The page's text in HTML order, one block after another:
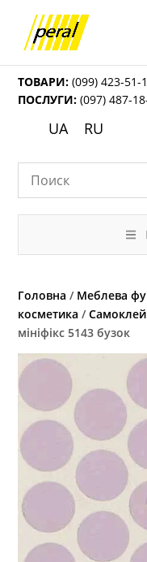
ТОВАРИ: (099) 423-51-
ПОСЛУГИ: (097) 487-
UA RU
Головна / Меблева
косметика /
мініфікс 5143 бузок